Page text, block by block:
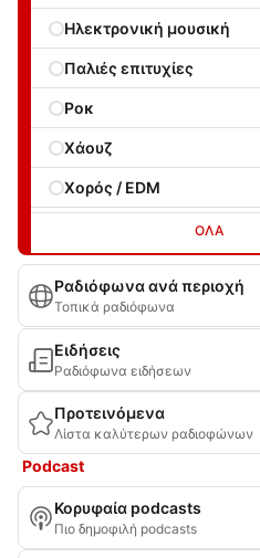
Ηλεκτρονική μουσική
Παλιές επιτυχίες
Ροκ
Χάουζ
Χορός / EDM
ΌΛΑ
Ραδιόφωνα ανά περιοχή
Τοπικά ραδιόφωνα
Ειδήσεις
Ραδιόφωνα ειδήσεων
Προτεινόμενα
Λίστα καλύτερων ραδιοφώνων
Podcast
Κορυφαία podcasts
Πιο δημοφιλή podcasts